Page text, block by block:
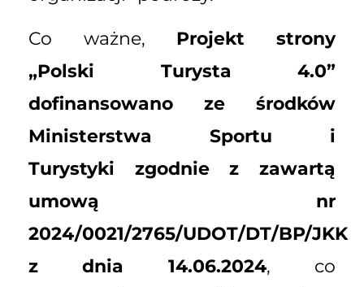
Co ważne, Projekt strony
„Polski Turysta 4.0”
dofinansowano ze środków
Ministerstwa Sportu i
Turystyki zgodnie z zawartą
umową nr
2024/0021/2765/UDOT/DT/BP/JKK
z dnia 14.06.2024, co